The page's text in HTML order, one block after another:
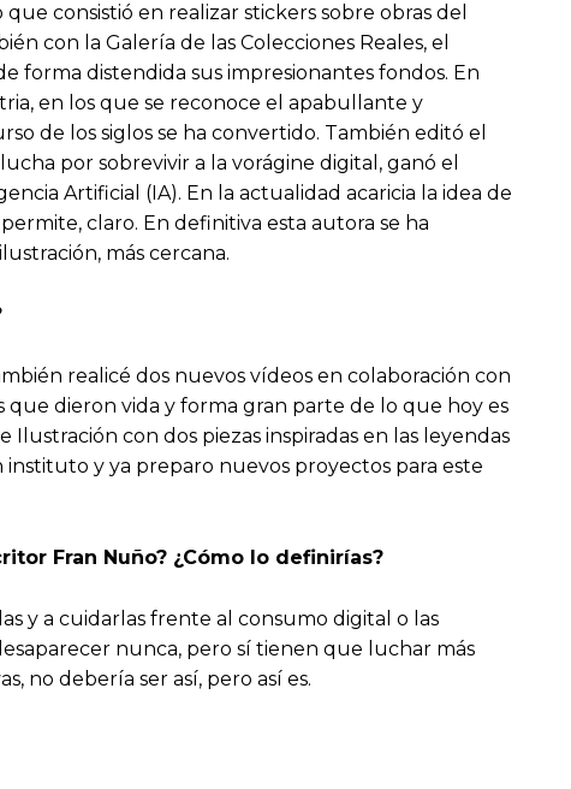
consistió en realizar stickers sobre obras del
con la Galería de las Colecciones Reales, el
forma distendida sus impresionantes fondos. En
en los que se reconoce el apabullante y
de los siglos se ha convertido. También editó el
por sobrevivir a la vorágine digital, ganó el
Artificial (IA). En la actualidad acaricia la idea de
claro. En definitiva esta autora se ha
más cercana.
realicé dos nuevos vídeos en colaboración con
que dieron vida y forma gran parte de lo que hoy es
con dos piezas inspiradas en las leyendas
y ya preparo nuevos proyectos para este
Fran Nuño? ¿Cómo lo definirías?
y a cuidarlas frente al consumo digital o las
nunca, pero sí tienen que luchar más
no debería ser así, pero así es.